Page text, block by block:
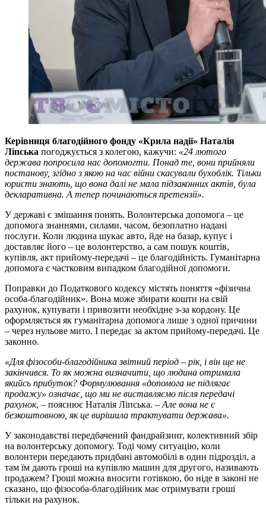
Керівниця благодійного фонду «Крила надії» Наталія
Ліпська погоджується з колегою, кажучи: «24 лютого
держава попросила нас допомогти. Понад те, вони прийняли
постанову, згідно з якою на час війни скасували бухоблік. Тільки
юристи знають, що вона далі не мала підзаконних актів, була
декларативна. А тепер починаються претензії».
У державі є змішання понять. Волонтерська допомога – це
допомога знаннями, силами, часом, безоплатно надані
послуги. Коли людина шукає авто, йде на базар, купує і
доставляє його – це волонтерство, а сам пошук коштів,
купівля, акт прийому-передачі – це благодійність. Гуманітарна
допомога є частковим випадком благодійної допомоги.
Поправки до Податкового кодексу містять поняття «фізична
особа-благодійник». Вона може збирати кошти на свій
рахунок, купувати і привозити необхідне з-за кордону. Це
оформляється як гуманітарна допомога лише з одної причини
– через нульове мито. І передає за актом прийому-передачі. Це
законно.
«Для фізособи-благодійника звітний період – рік, і він ще не
закінчився. То як можна визначити, що людина отримала
якийсь прибуток? Формулювання «допомога не підлягає
продажу» означає, що ми не виставляємо після передачі
рахунок, – пояснює Наталія Ліпська. – Але вона не є
безкоштовною, як це вирішила трактувати держава».
У законодавстві передбачений фандрайзинг, колективний збір
на волонтерську допомогу. Тоді чому ситуацію, коли
волонтери передають придбані автомобілі в один підрозділ, а
там їм дають гроші на купівлю машин для другого, називають
продажем? Гроші можна вносити готівкою, бо ніде в законі не
сказано, що фізособа-благодійник має отримувати гроші
тільки на рахунок.